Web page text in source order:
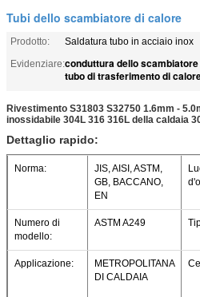
Tubi dello scambiatore di calore
Prodotto:
Saldatura tubo in acciaio inox
Evidenziare:conduttura dello
tubo di trasferimento di
Rivestimento S31803 S32750 1.6mm -
inossidabile 304L 316 316L della caldaia
Dettaglio rapido:
Norma:
JIS, AISI, ASTM,
GB, BACCANO,
EN
Numero di
modello:
ASTM A249
Applicazione:
METROPOLITANA
DI CALDAIA